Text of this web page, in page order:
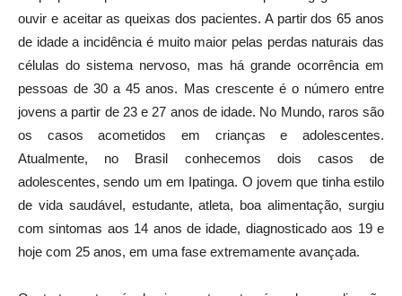
ouvir e aceitar as queixas dos pacientes. A partir dos 65 anos
de idade a incidência é muito maior pelas perdas naturais das
células do sistema nervoso, mas há grande ocorrência em
pessoas de 30 a 45 anos. Mas crescente é o número entre
jovens a partir de 23 e 27 anos de idade. No Mundo, raros são
os casos acometidos em crianças e adolescentes.
Atualmente, no Brasil conhecemos dois casos de
adolescentes, sendo um em Ipatinga. O jovem que tinha estilo
de vida saudável, estudante, atleta, boa alimentação, surgiu
com sintomas aos 14 anos de idade, diagnosticado aos 19 e
hoje com 25 anos, em uma fase extremamente avançada.